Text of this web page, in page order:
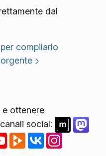
dal
compilarlo
e ottenere
social: